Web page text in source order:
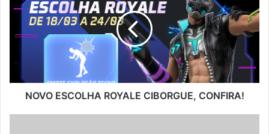
ROYALE
CIBORGUE,
NOVO ESCOLHA ROYALE CIBORGUE, CONFIRA!